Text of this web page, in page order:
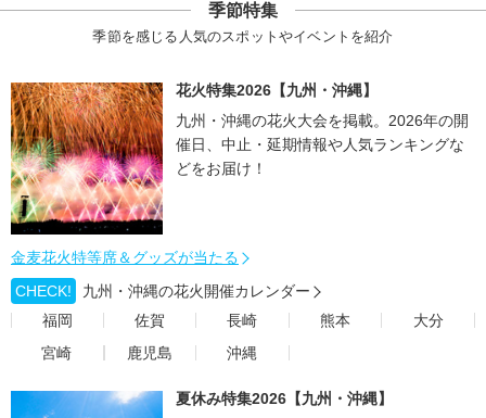
季節特集
季節を感じる人気のスポットやイベントを紹介
花火特集2026【九州・沖縄】
九州・沖縄の花火大会を掲載。2026年の開
催日、中止・延期情報や人気ランキングな
どをお届け！
金麦花火特等席＆グッズが当たる
CHECK!
九州・沖縄の花火開催カレンダー
福岡
佐賀 長崎 熊本
大分
宮崎
鹿児島 沖縄
夏休み特集2026【九州・沖縄】